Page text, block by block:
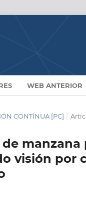
WEB ANTERIOR
CONTÍNUA [PC] /
visión por